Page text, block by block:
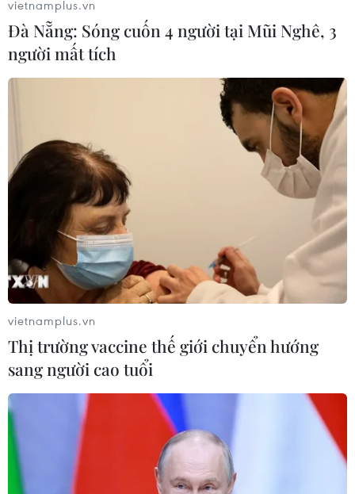
#rừng Cà Mau #phòng cháy rừng
#flycam
#camera
#cháy rừng
Cà Mau
Theo dõi VietnamPlus
TIN LIÊN QUAN
vietnamplus.vn
Đà Nẵng: Sóng cuốn 4 người tại Mũi Nghê, 3
người mất tích
vietnamplus.vn
Thị trường vaccine thế giới chuyển hướng
sang người cao tuổi